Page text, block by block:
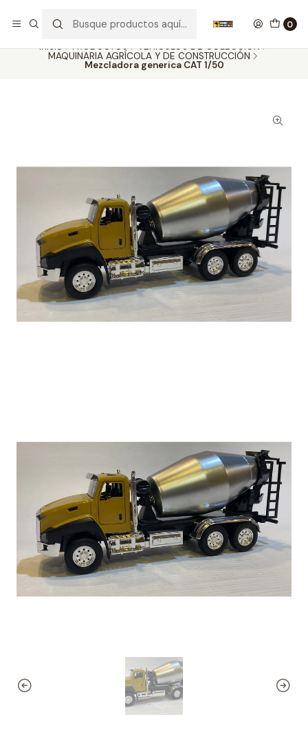
0
Inicio PRODUCTOS
VEHÍCULOS DE COLECCIÓN
MAQUINARIA AGRÍCOLA Y DE CONSTRUCCIÓN
Mezcladora generica CAT 1/50